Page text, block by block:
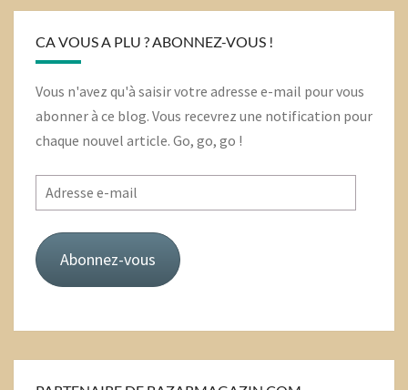
CA VOUS A PLU ? ABONNEZ-VOUS !
Vous n'avez qu'à saisir votre adresse e-mail pour vous
abonner à ce blog. Vous recevrez une notification pour
chaque nouvel article. Go, go, go !
Adresse
e-
mail
Abonnez-vous